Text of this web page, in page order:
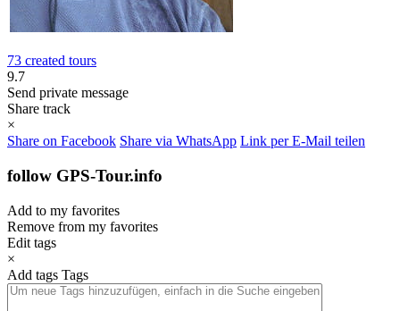
73 created tours
9.7
Send private message
Share track
×
Share on Facebook Share via WhatsApp Link per E-Mail teilen
follow GPS-Tour.info
Add to my favorites
Remove from my favorites
Edit tags
×
Add tags Tags